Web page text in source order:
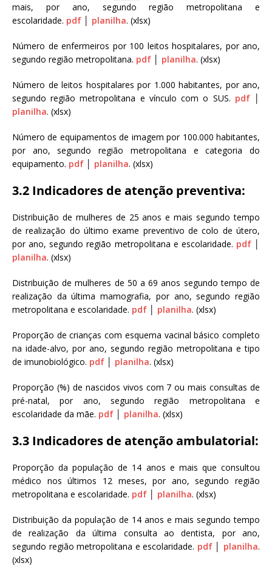
mais, por ano, segundo região metropolitana e
escolaridade. pdf planilha. (xlsx)
Número de enfermeiros por 100 leitos hospitalares, por ano,
segundo região metropolitana. pdf planilha. (xlsx)
Número de leitos hospitalares por 1.000 habitantes, por ano,
segundo região metropolitana e vínculo com o SUS. pdf│
planilha. (xlsx)
Número de equipamentos de imagem por 100.000 habitantes,
por ano, segundo região metropolitana e categoria do
equipamento. pdf planilha. (xlsx)
3.2 Indicadores de atenção preventiva:
Distribuição de mulheres de 25 anos e mais segundo tempo
de realização do último exame preventivo de colo de útero,
por ano, segundo região metropolitana e escolaridade. pdf│
planilha. (xlsx)
Distribuição de mulheres de 50 a 69 anos segundo tempo de
realização da última mamografia, por ano, segundo região
metropolitana e escolaridade. pdf planilha. (xlsx)
Proporção de crianças com esquema vacinal básico completo
na idade-alvo, por ano, segundo região metropolitana e tipo
de imunobiológico. pdf planilha. (xlsx)
Proporção (%) de nascidos vivos com 7 ou mais consultas de
pré-natal, por ano, segundo região metropolitana e
escolaridade da mãe. pdf planilha. (xlsx)
3.3 Indicadores de atenção ambulatorial:
Proporção da população de 14 anos e mais que consultou
médico nos últimos 12 meses, por ano, segundo região
metropolitana e escolaridade. pdf planilha. (xlsx)
Distribuição da população de 14 anos e mais segundo tempo
de realização da última consulta ao dentista, por ano,
segundo região metropolitana e escolaridade. pdf│ planilha.
(xlsx)